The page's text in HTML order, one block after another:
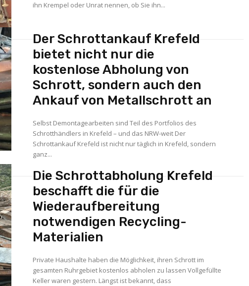
ihn Krempel oder Unrat nennen, ob Sie ihn...
Der Schrottankauf Krefeld
bietet nicht nur die
kostenlose Abholung von
Schrott, sondern auch den
Ankauf von Metallschrott an
Selbst Demontagearbeiten sind Teil des Portfolios des
Schrotthändlers in Krefeld – und das NRW-weit Der
Schrottankauf Krefeld ist nicht nur täglich in Krefeld, sondern
ganz...
Die Schrottabholung Krefeld
beschafft die für die
Wiederaufbereitung
notwendigen Recycling-
Materialien
Private Haushalte haben die Möglichkeit, ihren Schrott im
gesamten Ruhrgebiet kostenlos abholen zu lassen Vollgefüllte
Keller waren gestern. Längst ist bekannt, dass